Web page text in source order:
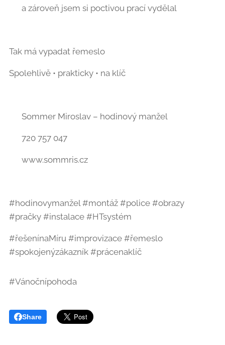
💼 a zároveň jsem si poctivou prací vydělal
Tak má vypadat řemeslo ✔️
Spolehlivě • prakticky • na klíč 🔧
📞 Sommer Miroslav – hodinový manžel
☎️ 720 757 047
🌐 www.sommris.cz
#hodinovymanžel #montáž #police #obrazy
#pračky #instalace #HTsystém
#řešenínaMíru #improvizace #řemeslo
#spokojenýzákazník #prácenaklíč
#Vánočnípohoda 🎄✨
Share